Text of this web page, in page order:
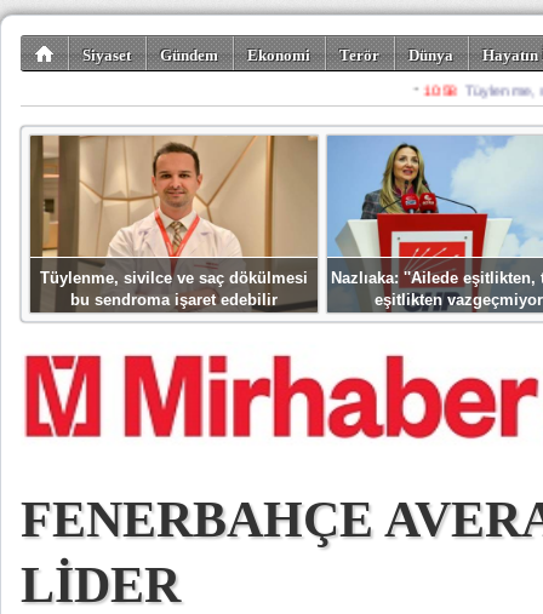
Siyaset Gündem Ekonomi Terör Dünya
Spor Misafir
Tüylenme, sivilce ve saç dökülmesi
bu sendroma işaret edebilir
Nazlıaka: ''Ailede eşitlikten,
eşitlikten
FENERBAHÇE
LİDER